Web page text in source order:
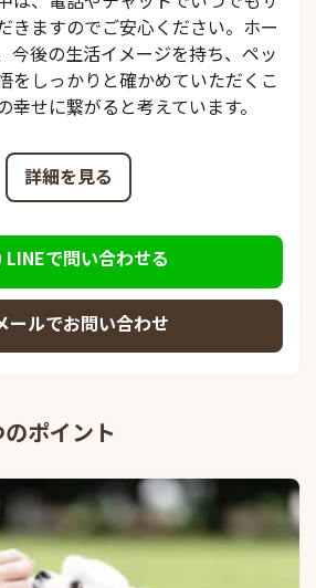
きますのでご安心ください。ホー
今後の生活イメージを持ち、ペッ
をしっかりと確かめていただくこ
幸せに繋がると考えています。
詳細を見る
LINEで問い合わせる
ールでお問い合わせ
ポイント